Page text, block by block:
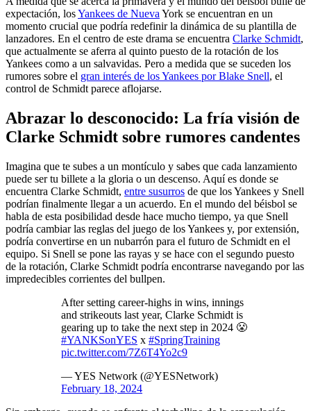
expectación, losYankees de Nueva York se encuentran en un
momento crucial que podría redefinir la dinámica de su plantilla de
lanzadores. En el centro de este drama se encuentra Clarke Schmidt,
que actualmente se aferra al quinto puesto de la rotación de los
Yankees como a un salvavidas. Pero a medida que se suceden los
rumores sobre el gran interés de los Yankees por Blake Snell, el
control de Schmidt parece aflojarse.
Abrazar lo desconocido: La fría visión de
Clarke Schmidt sobre rumores candentes
Imagina que te subes a un montículo y sabes que cada lanzamiento
puede ser tu billete a la gloria o un descenso. Aquí es donde se
encuentra Clarke Schmidt, entre susurros de que los Yankees y Snell
podrían finalmente llegar a un acuerdo. En el mundo del béisbol se
habla de esta posibilidad desde hace mucho tiempo, ya que Snell
podría cambiar las reglas del juego de los Yankees y, por extensión,
podría convertirse en un nubarrón para el futuro de Schmidt en el
equipo. Si Snell se pone las rayas y se hace con el segundo puesto
de la rotación, Clarke Schmidt podría encontrarse navegando por las
impredecibles corrientes del bullpen.
After setting career-highs in wins, innings
and strikeouts last year, Clarke Schmidt is
gearing up to take the next step in 2024 😤
#YANKSonYES x #SpringTraining
pic.twitter.com/7Z6T4Yo2c9
— YES Network (@YESNetwork)
February 18, 2024